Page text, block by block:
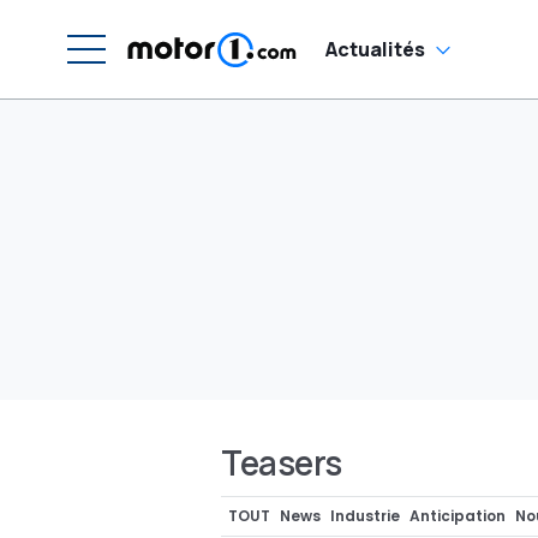
Actualités
Teasers
TOUT News Industrie Anticipation